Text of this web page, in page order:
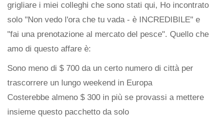
grigliare i miei colleghi che sono stati qui, Ho incontrato
solo "Non vedo l'ora che tu vada - è INCREDIBILE" e
"fai una prenotazione al mercato del pesce". Quello che
amo di questo affare è:
Sono meno di $ 700 da un certo numero di città per
trascorrere un lungo weekend in Europa
Costerebbe almeno $ 300 in più se provassi a mettere
insieme questo pacchetto da solo